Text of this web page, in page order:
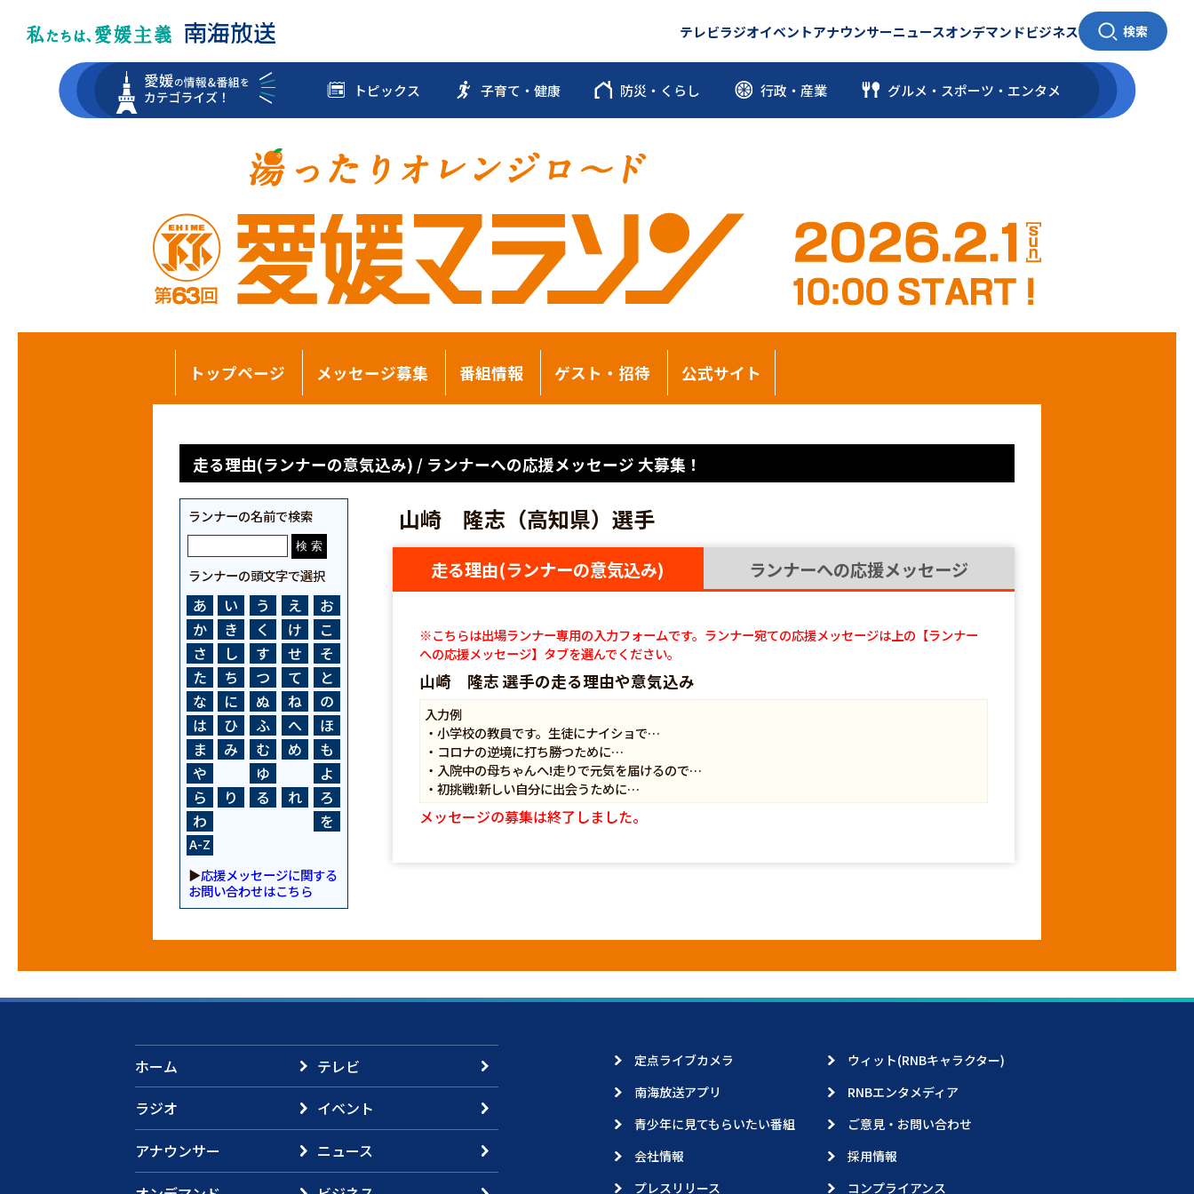
テレビラジオイベントアナウンサーニュースオンデマンドビジネス 検索
トピックス 子育て・健康 防災・くらし 行政・産業 グルメ・スポーツ ・ エンタメ
トップページ メッセージ募集 番組情報 ゲスト・招待 公式サイト
走る理由(ランナーの意気込み) / ランナーへの応援メッセージ 大募集！
ランナーの名前で検索
ランナーの頭文字で選択
あ い う え
お
か
き く け
こ
さ
し す せ
そ
た
ち つ て
と
な
に ぬ ね
の
は
ひ ふ へ
ほ
ま
み む め
も
や
ゆ
よ
ら
り る れ
ろ
わ
を
A-Z
▶応援メッセージに関する
お問い合わせはこちら
山崎 隆志（高知県）選手
走る理由(ランナーの意気込み) ランナーへの応援メッセージ
※こちらは出場ランナー専用の入力フォームです。ランナー宛ての応援メッセージは上の【ランナー
への応援メッセージ】タブを選んでください。
山崎 隆志 選手の走る理由や意気込み
入力例
・小学校の教員です。生徒にナイショで…
・コロナの逆境に打ち勝つために…
・入院中の母ちゃんへ!走りで元気を届けるので…
・初挑戦!新しい自分に出会うために…
メッセージの募集は終了しました。
ホーム
テレビ
ラジオ
イベント
アナウンサー
ニュース
定点ライブカメラ
ウィット(RNBキャラクター)
南海放送アプリ
RNBエンタメディア
青少年に見てもらいたい番組
ご意見・お問い合わせ
会社情報
採用情報
プレスリリース
コンプライアンス